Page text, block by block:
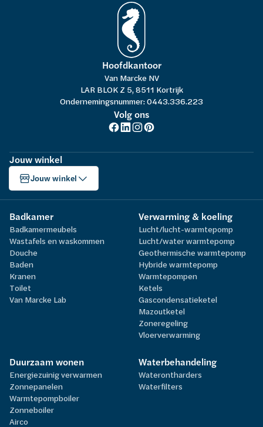
Hoofdkantoor
Van Marcke NV
LAR BLOK Z 5, 8511 Kortrijk
Ondernemingsnummer: 0443.336.223
Volg ons
Jouw winkel
Jouw winkel
Badkamer
Badkamermeubels
Wastafels en waskommen
Douche
Baden
Kranen
Toilet
Van Marcke Lab
Verwarming & koeling
Lucht/lucht-warmtepomp
Lucht/water warmtepomp
Geothermische warmtepomp
Hybride warmtepomp
Warmtepompen
Ketels
Gascondensatieketel
Mazoutketel
Zoneregeling
Vloerverwarming
Duurzaam wonen
Energiezuinig verwarmen
Zonnepanelen
Warmtepompboiler
Zonneboiler
Airco
Waterbehandeling
Waterontharders
Waterfilters